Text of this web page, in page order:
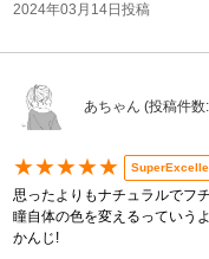
2024年03月14日投稿
あちゃん (投稿件数
★★★★★
思ったよりもナチュラルでフ
瞳自体の色を変えるっていう
かんじ!